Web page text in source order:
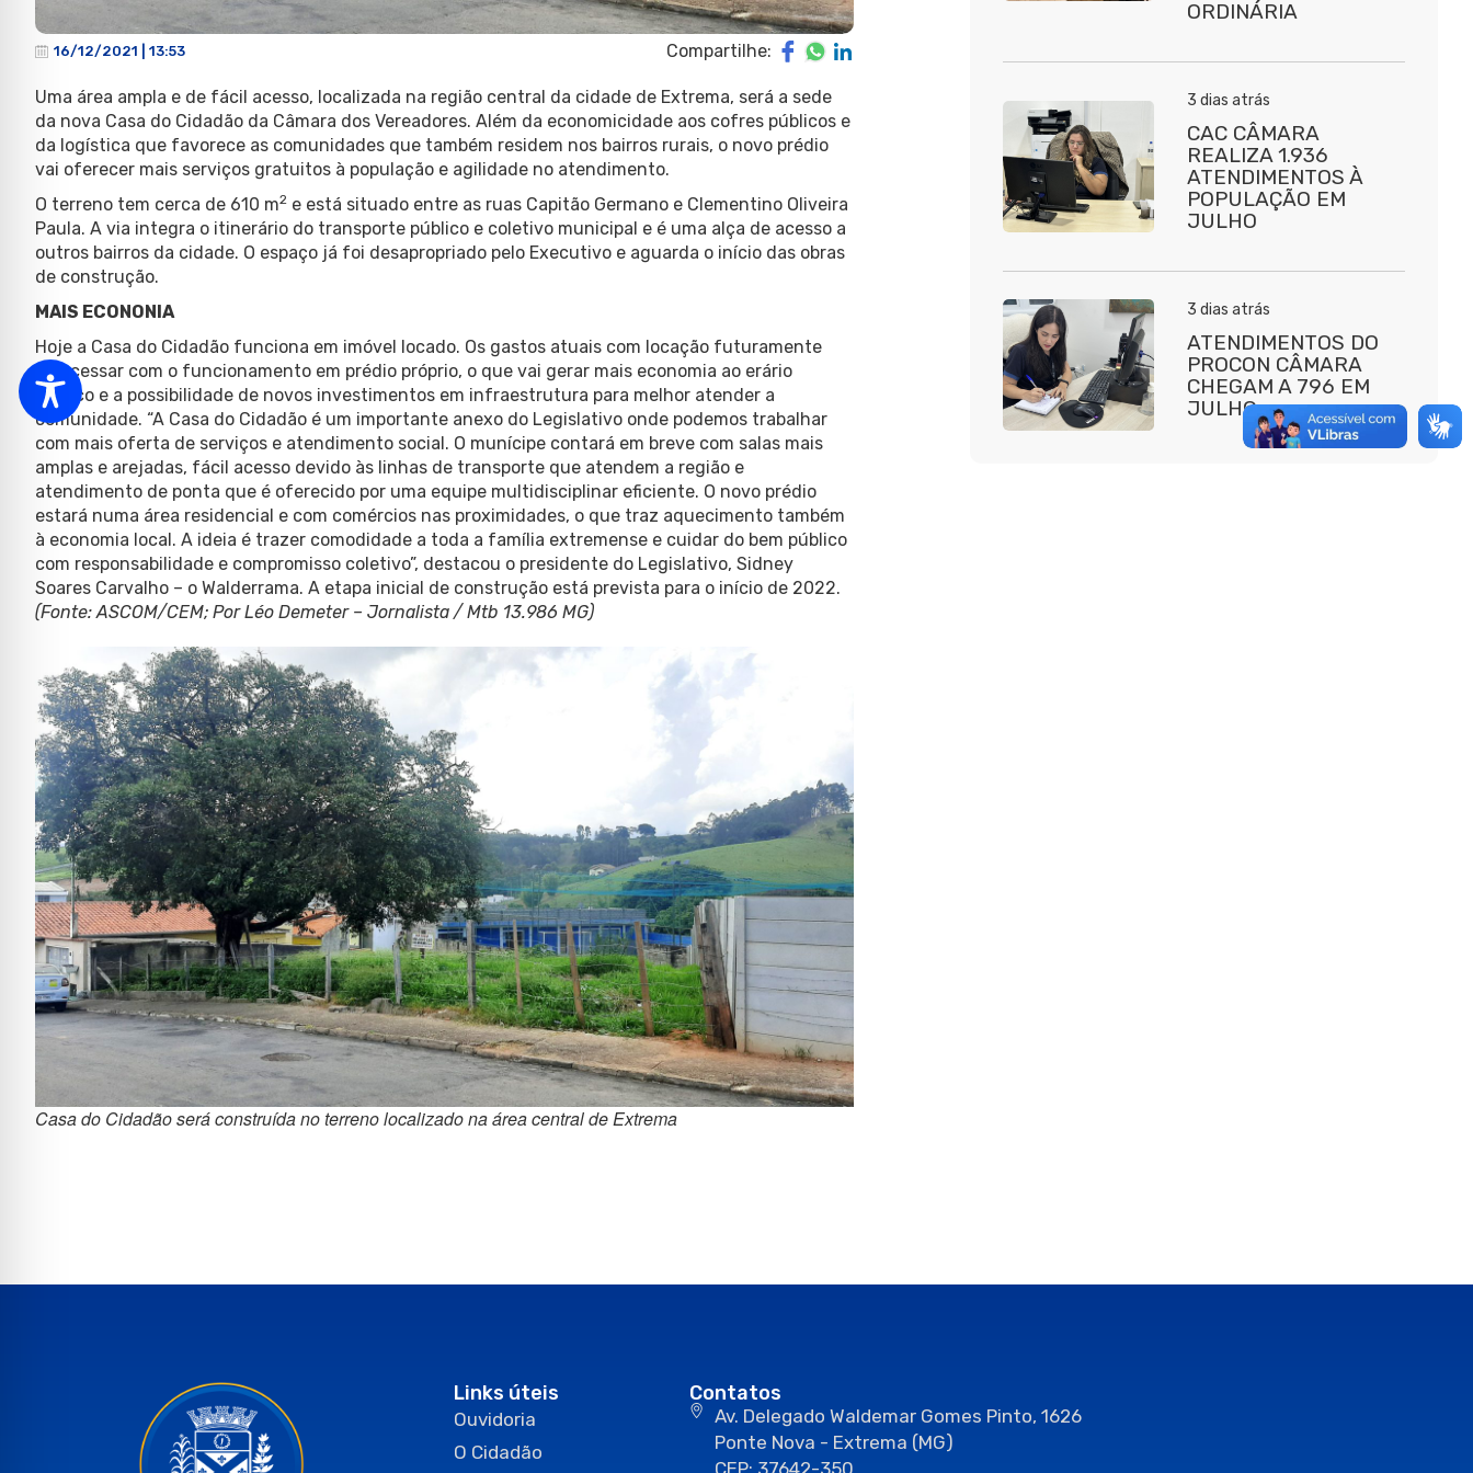
16/12/2021 | 13:53 Compartilhe:
Uma área ampla e de fácil acesso, localizada na região central da cidade de Extrema, será a sede
da nova Casa do Cidadão da Câmara dos Vereadores. Além da economicidade aos cofres públicos e
da logística que favorece as comunidades que também residem nos bairros rurais, o novo prédio
vai oferecer mais serviços gratuitos à população e agilidade no atendimento.
O terreno tem cerca de 610 m2 e está situado entre as ruas Capitão Germano e Clementino Oliveira
Paula. A via integra o itinerário do transporte público e coletivo municipal e é uma alça de acesso a
outros bairros da cidade. O espaço já foi desapropriado pelo Executivo e aguarda o início das obras
de construção.
MAIS ECONONIA
Hoje a Casa do Cidadão funciona em imóvel locado. Os gastos atuais com locação futuramente
irão cessar com o funcionamento em prédio próprio, o que vai gerar mais economia ao erário
público e a possibilidade de novos investimentos em infraestrutura para melhor atender a
comunidade. “A Casa do Cidadão é um importante anexo do Legislativo onde podemos trabalhar
com mais oferta de serviços e atendimento social. O munícipe contará em breve com salas mais
amplas e arejadas, fácil acesso devido às linhas de transporte que atendem a região e
atendimento de ponta que é oferecido por uma equipe multidisciplinar eficiente. O novo prédio
estará numa área residencial e com comércios nas proximidades, o que traz aquecimento também
à economia local. A ideia é trazer comodidade a toda a família extremense e cuidar do bem público
com responsabilidade e compromisso coletivo”, destacou o presidente do Legislativo, Sidney
Soares Carvalho – o Walderrama. A etapa inicial de construção está prevista para o início de 2022.
(Fonte: ASCOM/CEM; Por Léo Demeter – Jornalista / Mtb 13.986 MG)
Casa do Cidadão será construída no terreno localizado na área central de Extrema
ORDINÁRIA
3 dias atrás
CAC CÂMARA
REALIZA 1.936
ATENDIMENTOS À
POPULAÇÃO EM
JULHO
3 dias atrás
ATENDIMENTOS DO
PROCON CÂMARA
CHEGAM A 796 EM
JULHO
Links úteis
Ouvidoria
O Cidadão
Contatos
Av. Delegado Waldemar Gomes Pinto, 1626
Ponte Nova - Extrema (MG)